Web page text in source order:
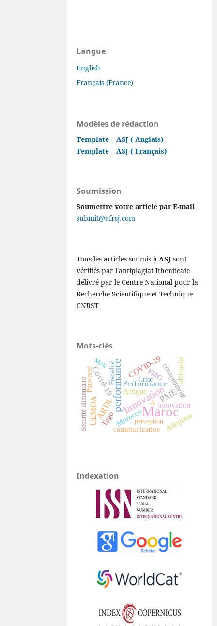
Langue
English
Français (France)
Modèles de rédaction
Template – ASJ ( Anglais)
Template – ASJ ( Français)
Soumission
Soumettre votre article par E-mail
submit@afrsj.com
Tous les articles soumis àASJ sont
vérifiés par l'antiplagiat Ithenticate
délivré par le Centre National pour la
Recherche Scientifique et Technique -
CNRST
Mots-clés
Maroc
performanceInnovation
Performance
ARDL PME
Covid-19
UEMOA
Afrique compétitivité
COVID-19
Morocco Adoption
innovation
Togo
Pauvreté
communication
Fiscalité
V
Mali
PMG efficacité
perception
Sécurité alimentaire Crise
Indexation